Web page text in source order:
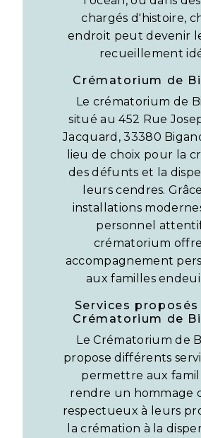
chargés d'histoire,
endroit peut devenir
recueillement
Crématorium de
Le crématorium de
situé au 452 Rue
Jacquard, 33380
lieu de choix pour la
des défunts et la
leurs cendres.
installations
personnel
crématorium
accompagnement
aux familles
Services
Crématorium de
Le Crématorium de
propose différents
permettre aux
rendre un hommage
respectueux à leurs
la crémation à la